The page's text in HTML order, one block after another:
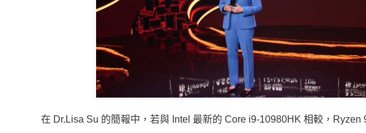
在 Dr.Lisa Su 的簡報中，若與 Intel 最新的 Core i9-10980HK 相較，